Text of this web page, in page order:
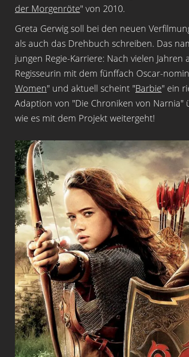
der Morgenröte" von 2010.
Greta Gerwig soll bei den neuen
als auch das Drehbuch schreiben. Das
jungen Regie-Karriere: Nach vielen
Regisseurin mit dem fünffach Oscar-
Women" und aktuell scheint "Barbie" ein
Adaption von "Die Chroniken von
wie es mit dem Projekt weitergeht!